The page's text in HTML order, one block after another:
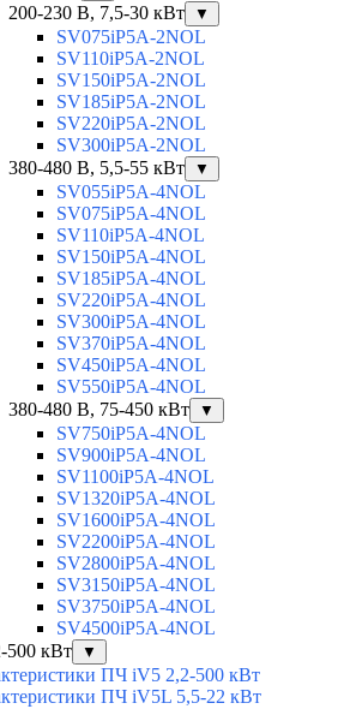
200-230 В, 7,5-30 кВт ▼
SV075iP5A-2NOL
SV110iP5A-2NOL
SV150iP5A-2NOL
SV185iP5A-2NOL
SV220iP5A-2NOL
SV300iP5A-2NOL
380-480 В, 5,5-55 кВт
▼
SV055iP5A-4NOL
SV075iP5A-4NOL
SV110iP5A-4NOL
SV150iP5A-4NOL
SV185iP5A-4NOL
SV220iP5A-4NOL
SV300iP5A-4NOL
SV370iP5A-4NOL
SV450iP5A-4NOL
SV550iP5A-4NOL
380-480 В, 75-450 кВт
▼
SV750iP5A-4NOL
SV900iP5A-4NOL
SV1100iP5A-4NOL
SV1320iP5A-4NOL
SV1600iP5A-4NOL
SV2200iP5A-4NOL
SV2800iP5A-4NOL
SV3150iP5A-4NOL
SV3750iP5A-4NOL
SV4500iP5A-4NOL
кВт
▼
ПЧ iV5 2,2-500 кВт
ПЧ iV5L 5,5-22 кВт